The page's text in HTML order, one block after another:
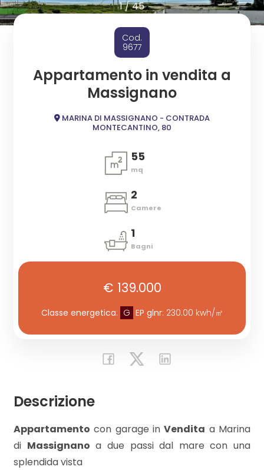
1/45
Cod.
9677
Appartamento in vendita a
Massignano
MARINA DI MASSIGNANO - CONTRADA
MONTECANTINO, 80
55
mq
2
Camere
1
Bagni
€ 139.000
Classe energetica: G EP glnr: 230.00 kwh/㎡
Descrizione
Appartamento con garage inVendita a Marina
di Massignano a due passi dal mare con una
splendida vista
ESTIVI
NEWS
CONTATTI
Comune
Residenziali
Prezzo